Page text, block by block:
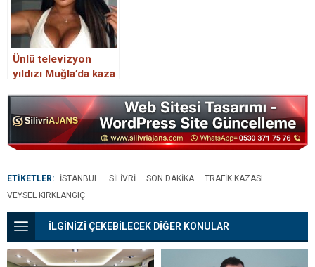
Ünlü televizyon
yıldızı Muğla’da kaza
hayatını kaybetti
ETİKETLER: İSTANBUL SILIVRI SON DAKIKA
TRAFIK KAZASI
VEYSEL KIRKLANGIÇ
İLGİNİZİ ÇEKEBİLECEK DİĞER KONULAR